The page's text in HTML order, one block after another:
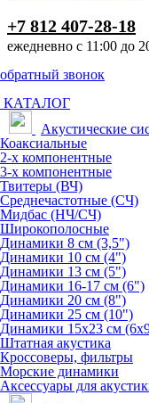
+7 812 407-28-18
ежедневно с 11:00 до
обратный звонок
КАТАЛОГ
Акустические
Коаксиальные
2-х компонентные
3-х компонентные
Твитеры (ВЧ)
Среднечастотные (СЧ)
Мидбас (НЧ/СЧ)
Широкополосные
Динамики 8 см (3,5")
Динамики 10 см (4")
Динамики 13 см (5")
Динамики 16-17 см (6")
Динамики 20 см (8")
Динамики 25 см (10")
Динамики 15х23 см
Штатная акустика
Кроссоверы, фильтры
Морские динамики
Аксессуары для